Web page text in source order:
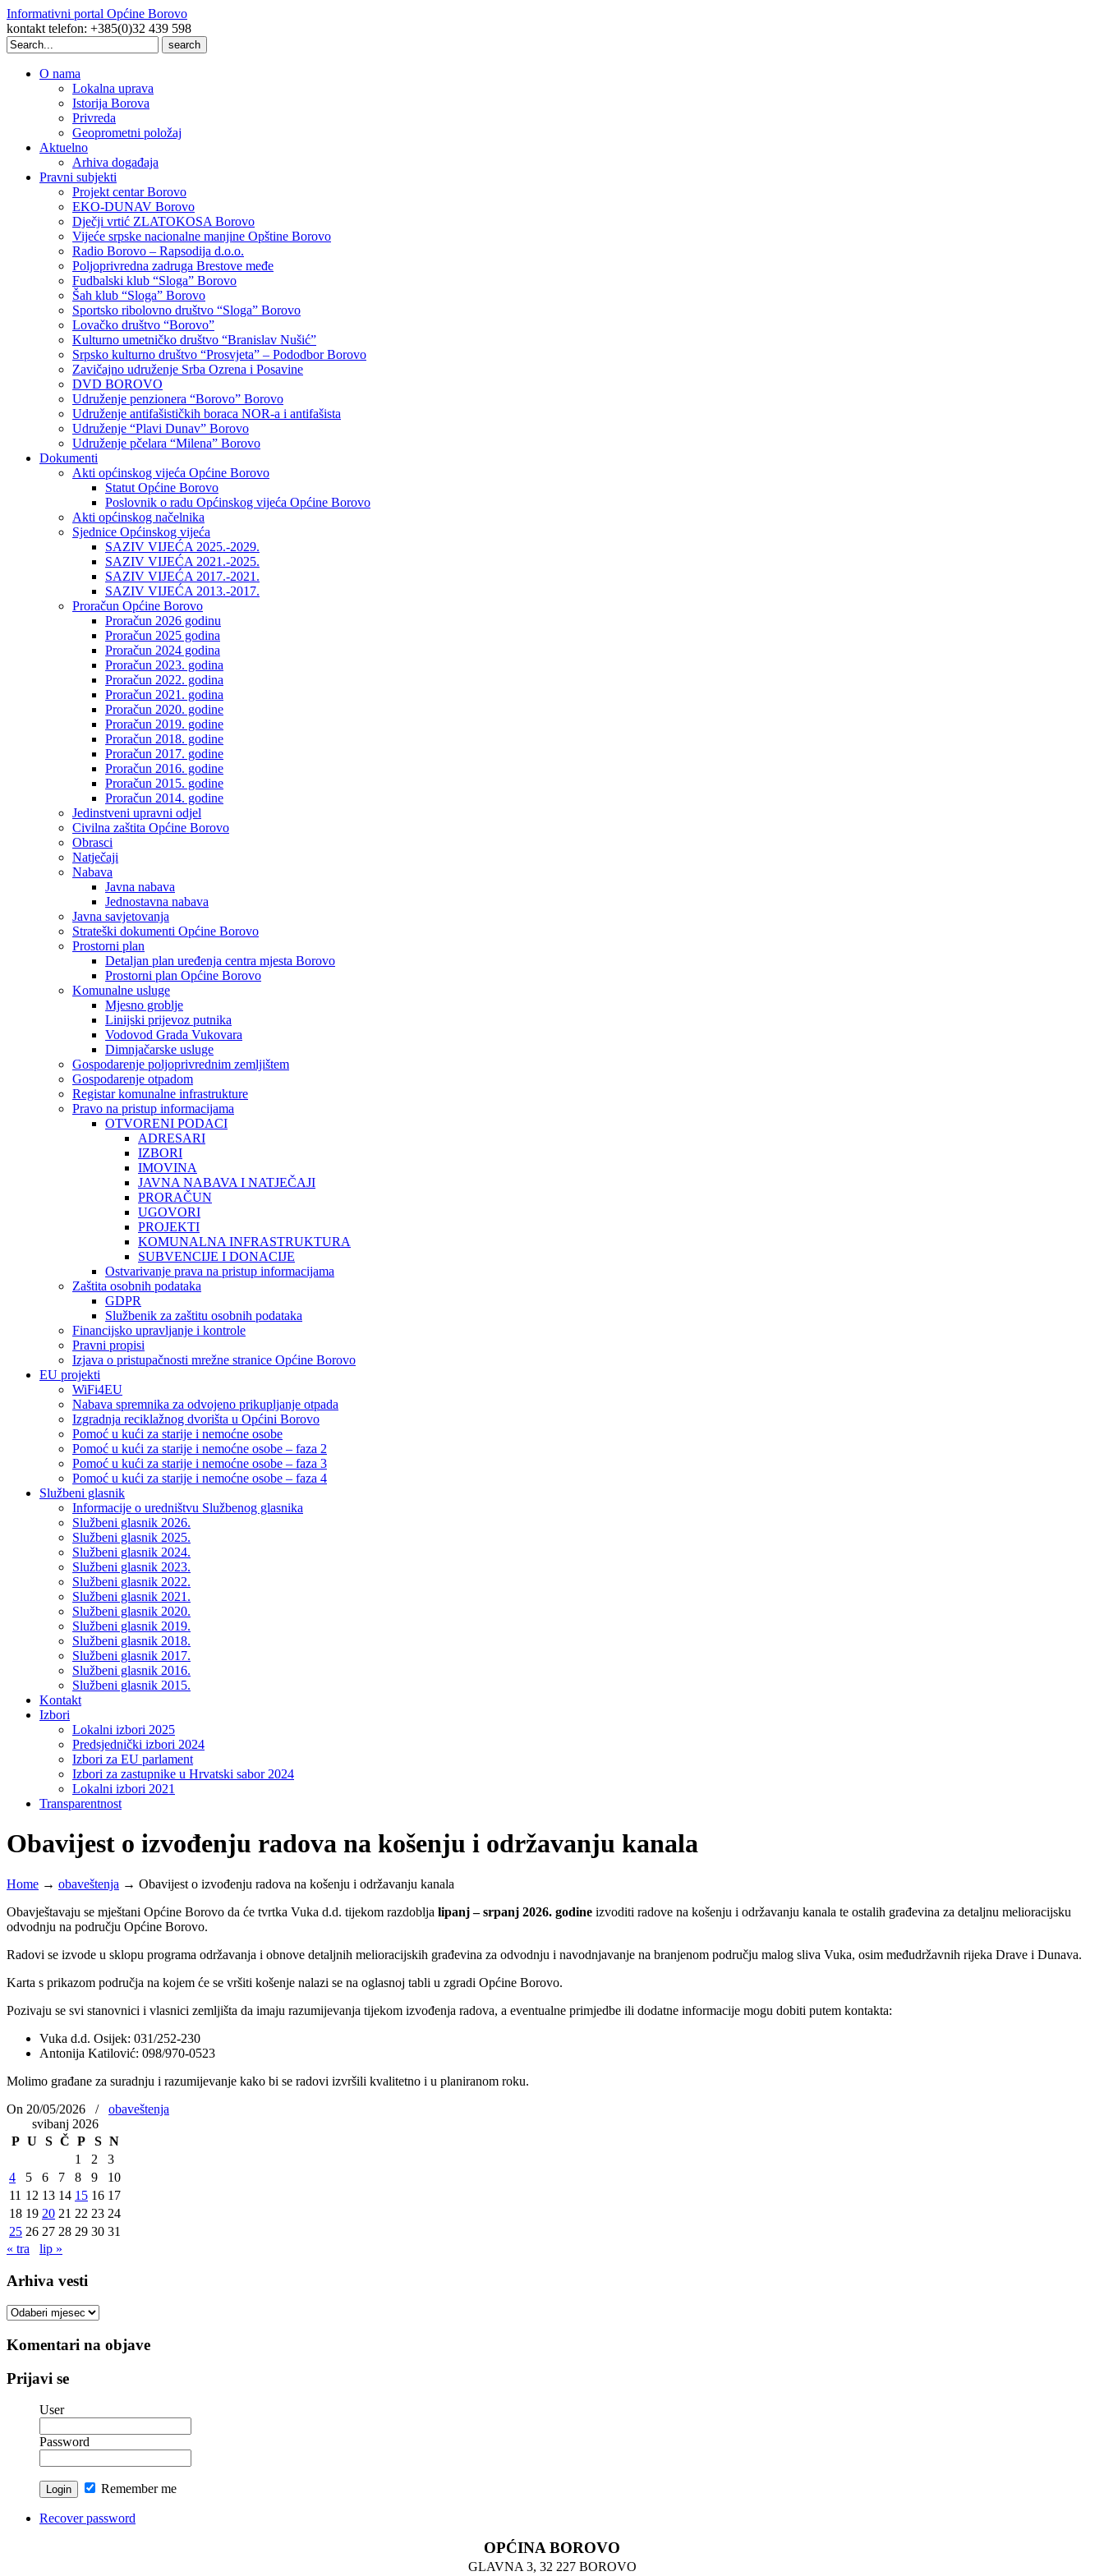
Informativni portal Općine Borovo
kontakt telefon: +385(0)32 439 598
Search
for:
O nama
Lokalna uprava
Istorija Borova
Privreda
Geoprometni položaj
Aktuelno
Arhiva događaja
Pravni subjekti
Projekt centar Borovo
EKO-DUNAV Borovo
Dječji vrtić ZLATOKOSA Borovo
Vijeće srpske nacionalne manjine Opštine Borovo
Radio Borovo – Rapsodija d.o.o.
Poljoprivredna zadruga Brestove međe
Fudbalski klub “Sloga” Borovo
Šah klub “Sloga” Borovo
Sportsko ribolovno društvo “Sloga” Borovo
Lovačko društvo “Borovo”
Kulturno umetničko društvo “Branislav Nušić”
Srpsko kulturno društvo “Prosvjeta” – Pododbor Borovo
Zavičajno udruženje Srba Ozrena i Posavine
DVD BOROVO
Udruženje penzionera “Borovo” Borovo
Udruženje antifašističkih boraca NOR-a i antifašista
Udruženje “Plavi Dunav” Borovo
Udruženje pčelara “Milena” Borovo
Dokumenti
Akti općinskog vijeća Općine Borovo
Statut Općine Borovo
Poslovnik o radu Općinskog vijeća Općine Borovo
Akti općinskog načelnika
Sjednice Općinskog vijeća
SAZIV VIJEĆA 2025.-2029.
SAZIV VIJEĆA 2021.-2025.
SAZIV VIJEĆA 2017.-2021.
SAZIV VIJEĆA 2013.-2017.
Proračun Općine Borovo
Proračun 2026 godinu
Proračun 2025 godina
Proračun 2024 godina
Proračun 2023. godina
Proračun 2022. godina
Proračun 2021. godina
Proračun 2020. godine
Proračun 2019. godine
Proračun 2018. godine
Proračun 2017. godine
Proračun 2016. godine
Proračun 2015. godine
Proračun 2014. godine
Jedinstveni upravni odjel
Civilna zaštita Općine Borovo
Obrasci
Natječaji
Nabava
Javna nabava
Jednostavna nabava
Javna savjetovanja
Strateški dokumenti Općine Borovo
Prostorni plan
Detaljan plan uređenja centra mjesta Borovo
Prostorni plan Općine Borovo
Komunalne usluge
Mjesno groblje
Linijski prijevoz putnika
Vodovod Grada Vukovara
Dimnjačarske usluge
Gospodarenje poljoprivrednim zemljištem
Gospodarenje otpadom
Registar komunalne infrastrukture
Pravo na pristup informacijama
OTVORENI PODACI
ADRESARI
IZBORI
IMOVINA
JAVNA NABAVA I NATJEČAJI
PRORAČUN
UGOVORI
PROJEKTI
KOMUNALNA INFRASTRUKTURA
SUBVENCIJE I DONACIJE
Ostvarivanje prava na pristup informacijama
Zaštita osobnih podataka
GDPR
Službenik za zaštitu osobnih podataka
Financijsko upravljanje i kontrole
Pravni propisi
Izjava o pristupačnosti mrežne stranice Općine Borovo
EU projekti
WiFi4EU
Nabava spremnika za odvojeno prikupljanje otpada
Izgradnja reciklažnog dvorišta u Općini Borovo
Pomoć u kući za starije i nemoćne osobe
Pomoć u kući za starije i nemoćne osobe – faza 2
Pomoć u kući za starije i nemoćne osobe – faza 3
Pomoć u kući za starije i nemoćne osobe – faza 4
Službeni glasnik
Informacije o uredništvu Službenog glasnika
Službeni glasnik 2026.
Službeni glasnik 2025.
Službeni glasnik 2024.
Službeni glasnik 2023.
Službeni glasnik 2022.
Službeni glasnik 2021.
Službeni glasnik 2020.
Službeni glasnik 2019.
Službeni glasnik 2018.
Službeni glasnik 2017.
Službeni glasnik 2016.
Službeni glasnik 2015.
Kontakt
Izbori
Lokalni izbori 2025
Predsjednički izbori 2024
Izbori za EU parlament
Izbori za zastupnike u Hrvatski sabor 2024
Lokalni izbori 2021
Transparentnost
Obavijest o izvođenju radova na košenju i održavanju kanala
Home → obaveštenja → Obavijest o izvođenju radova na košenju i održavanju kanala
Obavještavaju se mještani Općine Borovo da će tvrtka Vuka d.d. tijekom razdoblja lipanj – srpanj 2026. godine izvoditi radove na košenju i održavanju kanala te ostalih građevina za detaljnu melioracijsku
odvodnju na području Općine Borovo.
Radovi se izvode u sklopu programa održavanja i obnove detaljnih melioracijskih građevina za odvodnju i navodnjavanje na branjenom području malog sliva Vuka, osim međudržavnih rijeka Drave i Dunava.
Karta s prikazom područja na kojem će se vršiti košenje nalazi se na oglasnoj tabli u zgradi Općine Borovo.
Pozivaju se svi stanovnici i vlasnici zemljišta da imaju razumijevanja tijekom izvođenja radova, a eventualne primjedbe ili dodatne informacije mogu dobiti putem kontakta:
Vuka d.d. Osijek: 031/252-230
Antonija Katilović: 098/970-0523
Molimo građane za suradnju i razumijevanje kako bi se radovi izvršili kvalitetno i u planiranom roku.
On 20/05/2026
/
obaveštenja
svibanj 2026
P U S Č P S N
1
2
3
4
5 6 7 8 9
10
11 12 13 14 15 16 17
18 19 20 21 22 23 24
25 26 27 28 29 30 31
« tra
lip »
Arhiva vesti
Arhiva
Komentari na objave
Prijavi se
User
Password
Remember me
Recover password
OPĆINA BOROVO
GLAVNA 3, 32 227 BOROVO